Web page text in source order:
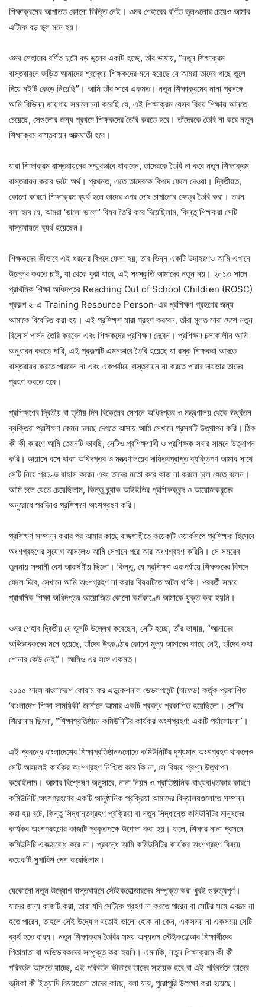
শিক্ষাক্রমের আপাতত কোনো ভিত্তি নেই। ওমর শেহাবের বর্ণিত ভুলগুলোর চেয়েও আমার
এটিকে বড় ভুল মনে হয়।
ওমর শেহাবের বর্ণিত দুটো বড় ভুলের একটি হচ্ছে, তাঁর ভাষায়, “নতুন শিক্ষাক্রম
বাস্তবায়নে জড়িত আমাদের শ্রদ্ধেয় শিক্ষকদের মনে হয়েছে যে আমরা তাদের গাছে তুলে
দিয়ে মইটি কেড়ে নিয়েছি”। আমি তাঁর সাথে একমত। নতুন শিক্ষাক্রমের নানা প্রসঙ্গে
আমি বিভিন্ন জায়গায় সমালোচনা করেছি যে, এই শিক্ষাক্রম যেসব বিষয় শিক্ষায় আনতে
চেয়েছে, সেগুলোর জন্য প্রথমে শিক্ষকদের তৈরি করতে হবে। তাঁদেরকে তৈরি না করে নতুন
শিক্ষাক্রম বাস্তবায়ন আত্মঘাতী হবে।
যারা শিক্ষাক্রম বাস্তবায়নের সম্মুখভাবে থাকবেন, তাদেরকে তৈরি না করে নতুন শিক্ষাক্রম
বাস্তবায়ন করার দুটো অর্থ। প্রথমত, এতে তাদেরকে বিপদে ফেলে দেওয়া। দ্বিতীয়ত,
কোনো কারণে শিক্ষাক্রম ব্যর্থ হলে তাদের ওপর দোষ চাপানোর ক্ষেত্র তৈরি করা। তখন
বলা হবে যে, আমরা ‘ভালো ভালো’ বিষয় তৈরি করে দিয়েছিলাম, কিন্তু শিক্ষকরা সেটি
বাস্তবায়নে ব্যর্থ হয়েছেন।
শিক্ষকদের কীভাবে এই ধরনের বিপদে ফেলা হয়, তার ভিন্ন একটি উদাহরণও আমি এখানে
উল্লেখ করতে চাই, যা থেকে বুঝা যাবে, এই সংস্কৃতি আমাদের নতুন নয়। ২০১৩ সালে
প্রাথমিক শিক্ষা অধিদপ্তর Reaching Out of School Children (ROSC)
প্রকল্প ২-এ Training Resource Person-এর প্রশিক্ষণ গ্রহণের জন্য
আমাকে বিবেচিত করা হয়। এই প্রশিক্ষণ যারা গ্রহণ করবেন, তাঁরা মূলত সারা দেশে নতুন
রিসোর্স পার্সন তৈরি করবেন এবং শিক্ষকদের প্রশিক্ষণ দেবেন। প্রশিক্ষণ চলাকালীন আমি
অনুধাবন করতে পারি, এই প্রকল্পটি এমনভাবে তৈরি হয়েছে যা রস্ক শিক্ষকরা আদতে
বাস্তবায়ন করতে পারবেন না এবং একপর্যায়ে বাস্তবায়ন না করতে পারার দায়ভার তাদের
গ্রহণ করতে হবে।
প্রশিক্ষণের দ্বিতীয় বা তৃতীয় দিন বিকেলের সেশনে অধিদপ্তর ও মন্ত্রণালয় থেকে ঊর্ধ্বতন
ব্যক্তিরা প্রশিক্ষণ কেমন চলছে দেখতে আসায় আমি সেখানে প্রসঙ্গটি উত্থাপন করি। ঠিক
কী কী কারণে আমি তেমনটি ভাবছি, সেটিও প্রশিক্ষণার্থী ও প্রশিক্ষক সবার সামনে উত্থাপন
করি। ডায়াসে বসে থাকা অধিদপ্তর ও মন্ত্রণালয়ের দায়িত্বপ্রাপ্ত ব্যক্তিগণ আমার সাথে
সেটি নিয়ে প্রচণ্ড বাহাস করেন এবং তাদের মতো করে কাজ না করলে চলে যেতে বলেন।
আমি চলে যেতে চেয়েছিলাম, কিন্তু ব্র্যাক আইইডির প্রশিক্ষকবৃন্দ ও আয়োজকবৃন্দের
অনুরোধে পরদিনও প্রশিক্ষণে অংশগ্রহণ করি।
প্রশিক্ষণ সম্পন্ন করার পর আমার কাছে রাজশাহীতে কয়েকটি ওয়ার্কশপে প্রশিক্ষক হিসেবে
অংশগ্রহণের সুযোগ আসলেও আমি সেখানে পরে আর অংশগ্রহণ করিনি। সে সময়ের
তুলনায় সম্মানী বেশ আকর্ষণীয় ছিলো। কিন্তু, যে প্রশিক্ষণ একপর্যায়ে শিক্ষকদের বিপদে
ফেলে দিবে, সেখানে আমি অংশগ্রহণ না করার বিষয়টিতে অটল থাকি। পরবর্তী সময়ে
প্রাথমিক শিক্ষা অধিদপ্তর আয়োজিত কোনো কর্মকাণ্ডে আমাকে যুক্ত করা হয়নি।
ওমর শেহাব দ্বিতীয় যে ভুলটি উল্লেখ করেছেন, সেটি হচ্ছে, তাঁর ভাষায়, “আমাদের
অভিভাবকদের মনে হয়েছে, তাঁদের উৎকণ্ঠার কোনো মূল্য আমাদের কাছে নেই, তাঁদের কথা
শোনার কেউ নেই”। আমিও এর সঙ্গে একমত।
২০১৫ সালে বাংলাদেশে ফোরাম ফর এডুকেশনাল ডেভলপমেন্ট (বাফেড) কর্তৃক প্রকাশিত
‘বাংলাদেশ শিক্ষা সাময়িকী’ জার্নালে আমার একটি প্রবন্ধ প্রকাশিত হয়েছিলো। সেটির
শিরোনাম ছিলো, “শিক্ষাপ্রতিষ্ঠানে কমিউনিটির কার্যকর অংশগ্রহণ: একটি পর্যালোচনা”।
এই প্রবন্ধে বাংলাদেশের শিক্ষাপ্রতিষ্ঠানগুলোতে কমিউনিটির দৃশ্যমান অংশগ্রহণ থাকলেও
সেটি আসলেই কার্যকর অংশগ্রহণ নিশ্চিত করে কি না, সে বিষয়ে প্রশ্ন উত্থাপন
করেছিলাম। আমার বিশ্লেষণ অনুসারে, নানা নিয়ম ও প্রাতিষ্ঠানিক বাধ্যবাধতকার কারণে
কমিউনিটি অংশগ্রহণের একটি আনুষ্ঠানিক প্রক্রিয়া আমাদের বিদ্যালয়গুলোতে সম্পন্ন
করা হয় বটে, কিন্তু সিদ্ধান্তগ্রহণ প্রক্রিয়া বা নতুন সিদ্ধান্তে কমিউনিটির মানুষদের
কার্যকর অংশগ্রহণের কাজটি প্রকৃতপক্ষে উপেক্ষা করা হয়। ফলে, শিক্ষার নানা প্রসঙ্গে
কমিউনিটি একাত্মবোধ করে না। প্রবন্ধে আমি কমিউনিটির কার্যকর অংশগ্রহণ বিষয়ে
কয়েকটি সুপারিশ পেশ করেছিলাম।
যেকোনো নতুন উদ্যোগ বাস্তবায়নে স্টেইকহোল্ডারদের সম্পৃক্ত করা খুবই গুরুত্বপূর্ণ।
যাদের জন্য কাজটি করা, তারা যদি সেটিকে গ্রহণ না করতে পারেন বা সেটির সঙ্গে একাত্ম না
হতে পারেন, তাহলে সেই উদ্যোগ যতোই ভালো হোক না কেন, একসময় না একসময় সেটি
ব্যর্থ হতে বাধ্য। নতুন শিক্ষাক্রম তৈরির সময় অন্যতম স্টেইকহোল্ডার শিক্ষার্থীদের
পিতামাতা বা অভিভাবকদের সম্পৃক্ত করা হয়নি। এমনকি, নতুন শিক্ষাক্রমে কী কী
পরিবর্তন আসতে যাচ্ছে, এই পরিবর্তন কীভাবে তাদের সহায়ক হবে বা এই পরিবর্তনে তাদের
ভূমিকা কী ইত্যাদি বিষয়গুলো তাদের কাছে, বলা যায়, পুরোপুরি উপেক্ষা করা হয়েছে।